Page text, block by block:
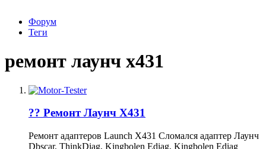
Форум
Теги
ремонт лаунч х431
?‍? Ремонт Лаунч Х431
Ремонт адаптеров Launch X431 Сломался адаптер Лаунч
Dbscar, ThinkDiag, Kingbolen Ediag, Kingbolen Ediag